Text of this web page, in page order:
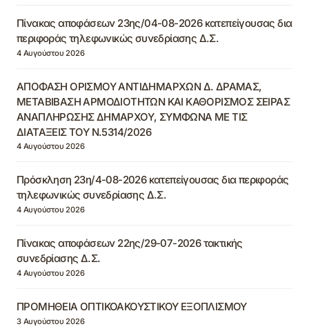
Πίνακας αποφάσεων 23ης/04-08-2026 κατεπείγουσας δια
περιφοράς τηλεφωνικώς συνεδρίασης Δ.Σ.
4 Αυγούστου 2026
ΑΠΟΦΑΣΗ ΟΡΙΣΜΟΥ ΑΝΤΙΔΗΜΑΡΧΩΝ Δ. ΔΡΑΜΑΣ,
ΜΕΤΑΒΙΒΑΣΗ ΑΡΜΟΔΙΟΤΗΤΩΝ ΚΑΙ ΚΑΘΟΡΙΣΜΟΣ ΣΕΙΡΑΣ
ΑΝΑΠΛΗΡΩΣΗΣ ΔΗΜΑΡΧΟΥ, ΣΥΜΦΩΝΑ ΜΕ ΤΙΣ
ΔΙΑΤΑΞΕΙΣ ΤΟΥ Ν.5314/2026
4 Αυγούστου 2026
Πρόσκληση 23η/4-08-2026 κατεπείγουσας δια περιφοράς
τηλεφωνικώς συνεδρίασης Δ.Σ.
4 Αυγούστου 2026
Πίνακας αποφάσεων 22ης/29-07-2026 τακτικής
συνεδρίασης Δ.Σ.
4 Αυγούστου 2026
ΠΡΟΜΗΘΕΙΑ ΟΠΤΙΚΟΑΚΟΥΣΤΙΚΟΥ ΕΞΟΠΛΙΣΜΟΥ
3 Αυγούστου 2026